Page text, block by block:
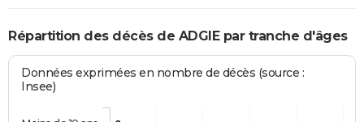
Répartition des décès de ADGIE par tranche d'âges
Données exprimées en nombre de décès (source :
Insee)